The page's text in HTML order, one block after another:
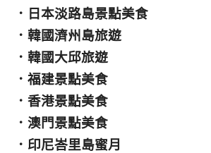
． 日本淡路島景點美食
． 韓國濟州島旅遊
． 韓國大邱旅遊
． 福建景點美食
． 香港景點美食
． 澳門景點美食
． 印尼峇里島蜜月